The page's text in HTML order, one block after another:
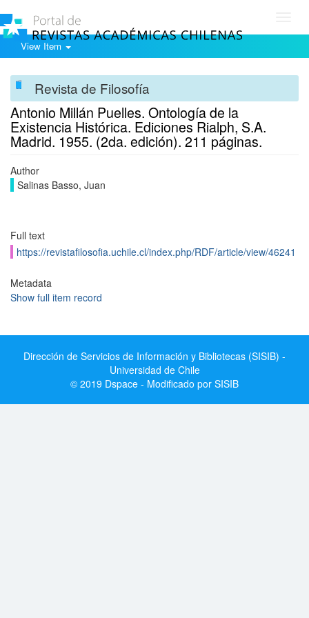
View Item
Revista de Filosofía
Antonio Millán Puelles. Ontología de la
Existencia Histórica. Ediciones Rialph, S.A.
Madrid. 1955. (2da. edición). 211 páginas.
Author
Salinas Basso, Juan
Full text
https://revistafilosofia.uchile.cl/index.php/RDF/article/view/46241
Metadata
Show full item record
Dirección de Servicios de Información y Bibliotecas (SISIB) -
Universidad de Chile
© 2019 Dspace - Modificado por SISIB